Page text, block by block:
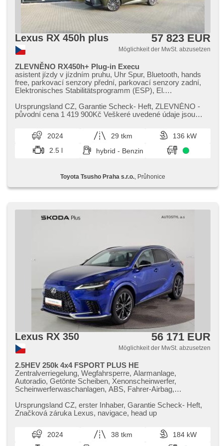
ovládání palubního počítače, digitální příjem rádia (DAB),
LED adaptivní světlomety, autom. Aktivation der
Warnflutlicht, ukazatel rychlostního limitu (SLIF),
Schlossverblendung, digitální přístrojová deska,
samostmívací zrcátka
Lexus RX 450h plus 57 823 EUR
Möglichkeit der MwSt. abzusetzen
ZLEVNĚNO RX450h+ Plug-in Execu
asistent jízdy v jízdním pruhu, Uhr Spur, Bluetooth, hands
free, parkovací senzory přední, parkovací senzory zadní,
Elektronisches Stabilitätsprogramm (ESP), El.
isofix, 2-Zonen Klimaanlage, Klimaautomatik, Navigation,
beheizte Spiegel, beheizte Sitze, Nebelscheinwerfer,
Geschwindigkeitsregelung, Multifunktionslenkrad,
Servolenkung, Reifendrucksensor, beheizte Lenkrad, El.
Klappspiegel, El. Spiegel, paměť nastavení sedadla řidiče,
Scheinwerferwaschanlagen, Brems-Assistent, El.
elektronická ruční brzda, 360° monitorovací systém (AVM),
Notbremsung (PEBS), zadní loketní opěrka, LED denní
Ursprungsland CZ,​ Garantie Scheck​- Heft,​ ZLEVNĚNO ​-
původní cena 1 419 900Kč Veškeré uvedené údaje jsou
2024 29 tkm
136 kW
2.5 l
hybrid - Benzin
Toyota Tsusho Praha s.r.o. , Průhonice
Lexus RX 350 56 171 EUR
Möglichkeit der MwSt. abzusetzen
2.5HEV 250k 4x4 FSPORT PLUS HE
Zentralverriegelung, Wegfahrsperre, Alarmanlage,
Autoradio, Getönte Scheiben, Xenonscheinwerfer,
Scheinwerferwaschanlagen, ABS, Fahrer-Airbag,
Ledersitze, Lederpolsterung, beheizte Sitze,
Klimaautomatik, Klimaanlage, Navigation, hands free,
Zentralverriegelung mit Funkfernbedienung,
Antriebsschlupfregelung (ASR), parkovací senzory přední,
Ursprungsland CZ,​ erster Inhaber,​ Garantie Scheck​- Heft,​
Značková záruka Lexus,​ navigace,​ head up
2024 38 tkm
184 kW